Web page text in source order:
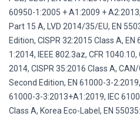
60950-1:2005 + A1:2009 +
Part 15 A, LVD 2014/35/EU, EN
Edition, CISPR 32:2015 Class A,
1:2014, IEEE 802.3az, CFR
2014, CISPR 35:2016 Class A,
Second Edition, EN 61000-3-
61000-3-3:2013+A1:2019, IEC
Class A, Korea Eco-Label, EN